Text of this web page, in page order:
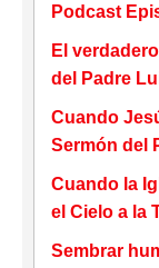
Podcast
El
del Padre
Cuando
Sermón del
Cuando la
el Cielo a la
Sembrar